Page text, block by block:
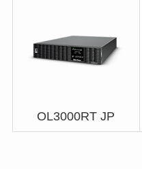
OL3000RT JP